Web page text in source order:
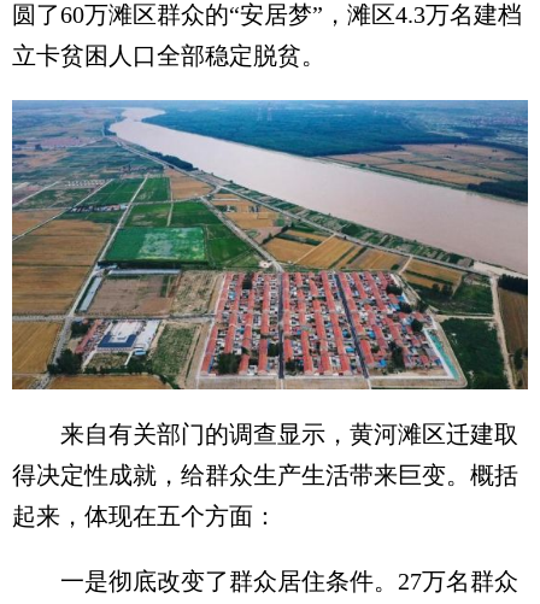
圆了60万滩区群众的“安居梦”，滩区4.3万名建档
立卡贫困人口全部稳定脱贫。
来自有关部门的调查显示，黄河滩区迁建取
得决定性成就，给群众生产生活带来巨变。概括
起来，体现在五个方面：
一是彻底改变了群众居住条件。27万名群众